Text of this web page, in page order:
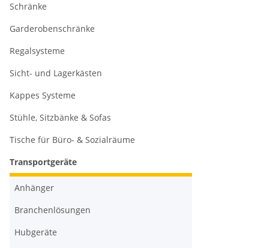
Schränke
Garderobenschränke
Regalsysteme
Sicht- und Lagerkästen
Kappes Systeme
Stühle, Sitzbänke & Sofas
Tische für Büro- & Sozialräume
Transportgeräte
Anhänger
Branchenlösungen
Hubgeräte